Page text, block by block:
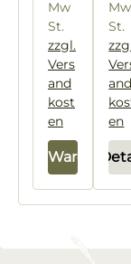
Mw
St.
zzgl.
Vers
and
kost
en
den Warenkorb
Mw
St.
and
en
In